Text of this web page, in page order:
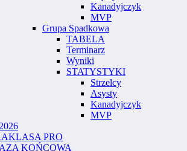
Kanadyjczyk
MVP
Grupa Spadkowa
TABELA
Terminarz
Wyniki
STATYSTYKI
Strzelcy
Asysty
Kanadyjczyk
MVP
PRO
KOŃCOWA